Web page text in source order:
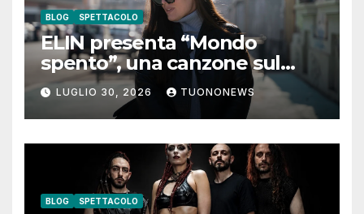
BLOG SPETTACOLO
ELIN presenta “Mondo
spento”, una canzone sul
coraggio di lasciare andare i
pensieri negativi
LUGLIO 30, 2026 TUONONEWS
BLOG SPETTACOLO